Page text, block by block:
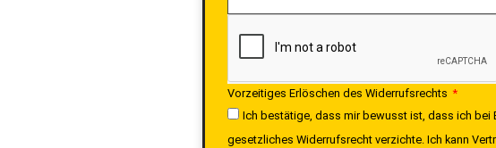
Vorzeitiges Erlöschen des Widerrufsrechts
Ich bestätige, dass mir bewusst ist, dass ich
gesetzliches Widerrufsrecht verzichte. Ich kann